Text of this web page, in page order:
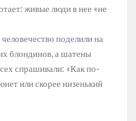
живые люди в нее «не
поделили на
блондинов, а шатены
спрашивали: «Как по-
или скорее низенький